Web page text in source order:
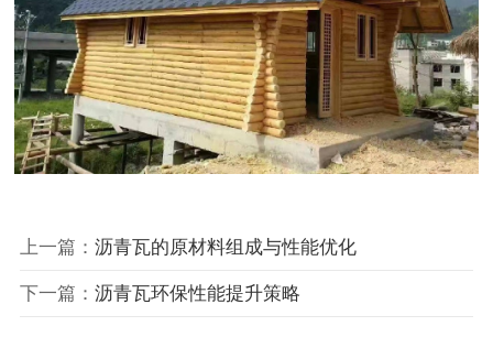
上一篇： 沥青瓦的原材料组成与性能优化
下一篇： 沥青瓦环保性能提升策略